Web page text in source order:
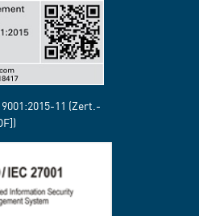
11 (Zert.-